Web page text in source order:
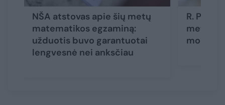
NŠA atstovas apie šių metų
matematikos egzaminą:
užduotis buvo garantuotai
lengvesnė nei anksčiau
R.
metų